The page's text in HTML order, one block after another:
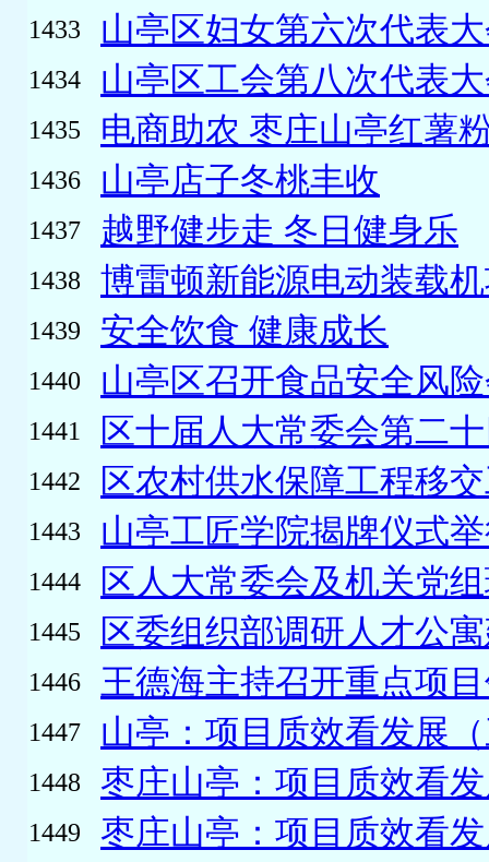
1433 山亭区妇女第六次代表
1434 山亭区工会第八次代表
1435 电商助农 枣庄山亭红薯
1436 山亭店子冬桃丰收
1437 越野健步走 冬日健身乐
1438 博雷顿新能源电动装载
1439 安全饮食 健康成长
1440 山亭区召开食品安全风
1441 区十届人大常委会第二
1442 区农村供水保障工程移
1443 山亭工匠学院揭牌仪式
1444 区人大常委会及机关党
1445 区委组织部调研人才公
1446 王德海主持召开重点项
1447 山亭：项目质效看发展
1448 枣庄山亭：项目质效看
1449 枣庄山亭：项目质效看